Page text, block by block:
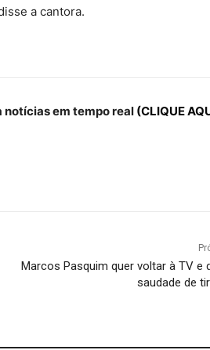
a cantora.
notícias em tempo real (CLIQUE
Marcos Pasquim quer voltar à TV e
saudade de